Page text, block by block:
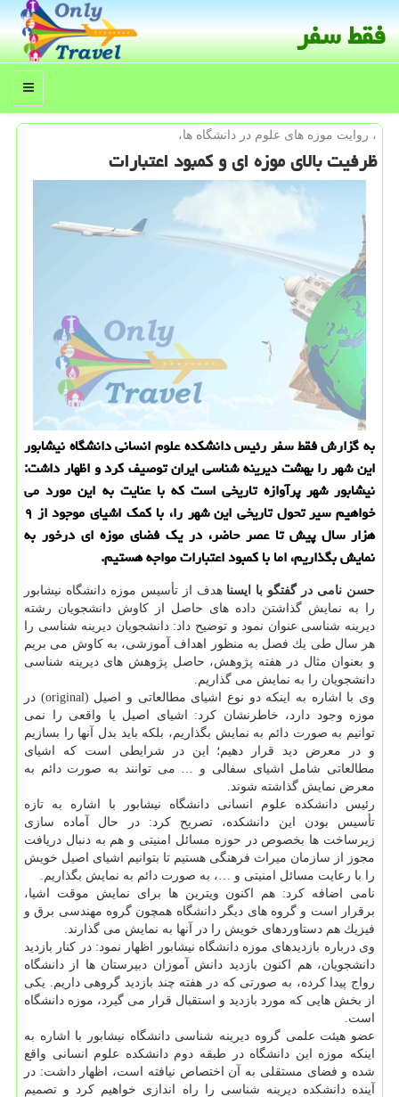
فقط سفر
منو
، روایت موزه های علوم در دانشگاه ها،
ظرفیت بالای موزه ای و كمبود اعتبارات
به گزارش فقط سفر رئیس دانشكده علوم انسانی دانشگاه نیشابور
این شهر را بهشت دیرینه شناسی ایران توصیف كرد و اظهار داشت:
نیشابور شهر پرآوازه تاریخی است كه با عنایت به این مورد می
خواهیم سیر تحول تاریخی این شهر را، با كمك اشیای موجود از ۹
هزار سال پیش تا عصر حاضر، در یك فضای موزه ای درخور به
نمایش بگذاریم، اما با كمبود اعتبارات مواجه هستیم.
حسن نامی در گفتگو با ایسنا هدف از تأسیس موزه دانشگاه نیشابور
را به نمایش گذاشتن داده های حاصل از كاوش دانشجویان رشته
دیرینه شناسی عنوان نمود و توضیح داد: دانشجویان دیرینه شناسی را
هر سال طی یك فصل به منظور اهداف آموزشی، به كاوش می بریم
و بعنوان مثال در هفته پژوهش، حاصل پژوهش های دیرینه شناسی
دانشجویان را به نمایش می گذاریم.
وی با اشاره به اینكه دو نوع اشیای مطالعاتی و اصیل (original) در
موزه وجود دارد، خاطرنشان كرد: اشیای اصیل یا واقعی را نمی
توانیم به صورت دائم به نمایش بگذاریم، بلكه باید بدل آنها را بسازیم
و در معرض دید قرار دهیم؛ این در شرایطی است كه اشیای
مطالعاتی شامل اشیای سفالی و … می توانند به صورت دائم به
معرض نمایش گذاشته شوند.
رئیس دانشكده علوم انسانی دانشگاه نیشابور با اشاره به تازه
تأسیس بودن این دانشكده، تصریح كرد: در حال آماده سازی
زیرساخت ها بخصوص در حوزه مسائل امنیتی و هم به دنبال دریافت
مجوز از سازمان میراث فرهنگی هستیم تا بتوانیم اشیای اصیل خویش
را با رعایت مسائل امنیتی و …، به صورت دائم به نمایش بگذاریم.
نامی اضافه كرد: هم اكنون ویترین ها برای نمایش موقت اشیا،
برقرار است و گروه های دیگر دانشگاه همچون گروه مهندسی برق و
فیزیك هم دستاوردهای خویش را در آنها به نمایش می گذارند.
وی درباره بازدیدهای موزه دانشگاه نیشابور اظهار نمود: در كنار بازدید
دانشجویان، هم اكنون بازدید دانش آموزان دبیرستان ها از دانشگاه
رواج پیدا كرده، به صورتی كه در هفته چند بازدید گروهی داریم. یكی
از بخش هایی كه مورد بازدید و استقبال قرار می گیرد، موزه دانشگاه
است.
عضو هیئت علمی گروه دیرینه شناسی دانشگاه نیشابور با اشاره به
اینكه موزه این دانشگاه در طبقه دوم دانشكده علوم انسانی واقع
شده و فضای مستقلی به آن اختصاص نیافته است، اظهار داشت: در
آینده دانشكده دیرینه شناسی را راه اندازی خواهیم كرد و تصمیم